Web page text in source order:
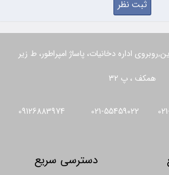
اداره دخانیات، پاساژ امپراطور، ط زیر
همکف ، پ 32
دسترسی سریع